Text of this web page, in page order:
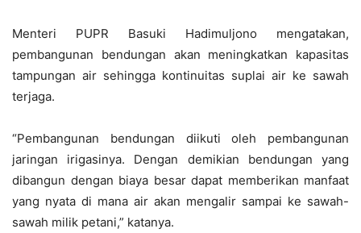
Menteri PUPR Basuki Hadimuljono mengatakan,
pembangunan bendungan akan meningkatkan kapasitas
tampungan air sehingga kontinuitas suplai air ke sawah
terjaga.
“Pembangunan bendungan diikuti oleh pembangunan
jaringan irigasinya. Dengan demikian bendungan yang
dibangun dengan biaya besar dapat memberikan manfaat
yang nyata di mana air akan mengalir sampai ke sawah-
sawah milik petani,” katanya.